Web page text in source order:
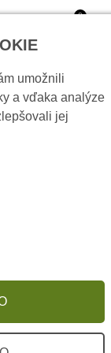
0
umožnili
a vďaka analýze
jej